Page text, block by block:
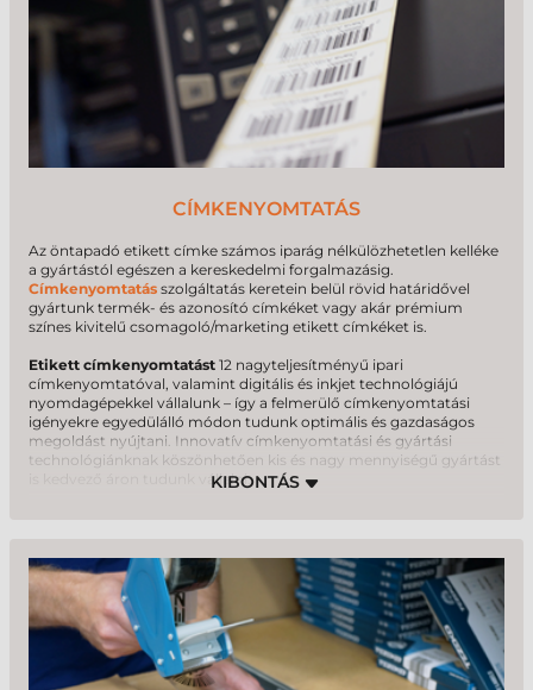
CÍMKENYOMTATÁS
Az öntapadó etikett címke számos iparág nélkülözhetetlen kelléke
a gyártástól egészen a kereskedelmi forgalmazásig.
Címkenyomtatás szolgáltatás keretein belül rövid határidővel
gyártunk termék- és azonosító címkéket vagy akár prémium
színes kivitelű csomagoló/marketing etikett címkéket is.
Etikett címkenyomtatást 12 nagyteljesítményű ipari
címkenyomtatóval, valamint digitális és inkjet technológiájú
nyomdagépekkel vállalunk – így a felmerülő címkenyomtatási
igényekre egyedülálló módon tudunk optimális és gazdaságos
megoldást nyújtani. Innovatív címkenyomtatási és gyártási
technológiánknak köszönhetően kis és nagy mennyiségű gyártást
is kedvező áron tudunk vállalni.
igény kielégít címkenyomtatási szolgáltatásunk. Több mint 20
éves tapasztalatunk alapján gyakorlatilag nincsen olyan
címkenyomtatási feladat, amit ne tudnánk megoldani! A
címkenyomtatás
keretein belül nem csak tekercsben, hanem
igény esetén vágva/darabolva is tudjuk szállítani a kész etiketteket.